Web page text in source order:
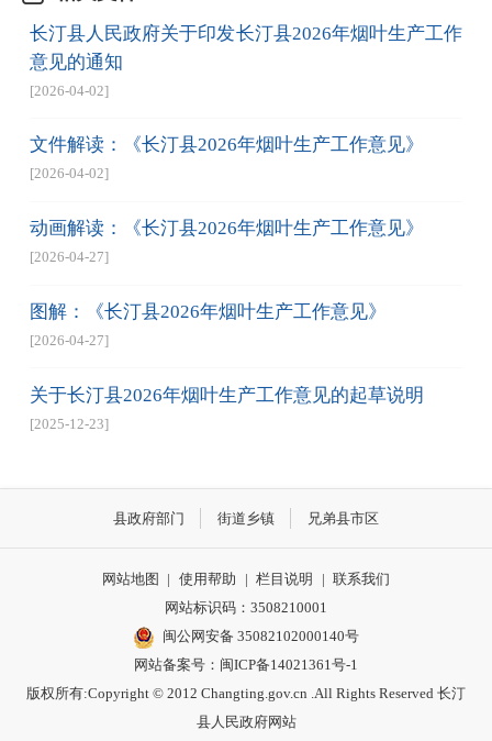
长汀县人民政府关于印发长汀县2026年烟叶生产工作
意见的通知
[2026-04-02]
文件解读：《长汀县2026年烟叶生产工作意见》
[2026-04-02]
动画解读：《长汀县2026年烟叶生产工作意见》
[2026-04-27]
图解：《长汀县2026年烟叶生产工作意见》
[2026-04-27]
关于长汀县2026年烟叶生产工作意见的起草说明
[2025-12-23]
县政府部门 街道乡镇 兄弟县市区
网站地图 | 使用帮助 | 栏目说明 | 联系我们
网站标识码：3508210001
闽公网安备 35082102000140号
网站备案号： 闽ICP备14021361号-1
版权所有:Copyright © 2012 Changting.gov.cn .All Rights Reserved 长汀
县人民政府网站